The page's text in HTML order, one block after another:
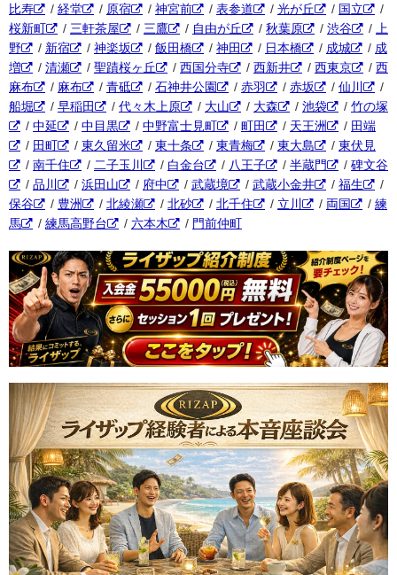
比寿
/ 経堂 / 原宿 / 神宮前 / 表参道 / 光が丘 / 国立
/
桜新町
/ 三軒茶屋 / 三鷹 / 自由が丘 / 秋葉原 / 渋谷 /
上
野
/ 新宿 / 神楽坂 / 飯田橋 / 神田 / 日本橋 / 成城 / 成
増
/ 清瀬 / 聖蹟桜ヶ丘 / 西国分寺 / 西新井 / 西東京 / 西
麻布
/ 麻布 / 青砥 / 石神井公園 / 赤羽 / 赤坂 / 仙川
/
船堀
/ 早稲田 / 代々木上原 / 大山 / 大森 / 池袋 / 竹の塚
/ 中延 / 中目黒 / 中野富士見町 / 町田 / 天王洲 / 田端
/ 田町 / 東久留米 / 東十条 / 東青梅 / 東大島 / 東伏見
/ 南千住 / 二子玉川 / 白金台 / 八王子 / 半蔵門 / 碑文谷
/ 品川 / 浜田山 / 府中 / 武蔵境 / 武蔵小金井 / 福生
/
保谷
/ 豊洲 / 北綾瀬 / 北砂 / 北千住 / 立川 / 両国 / 練
馬
/ 練馬高野台 / 六本木 / 門前仲町